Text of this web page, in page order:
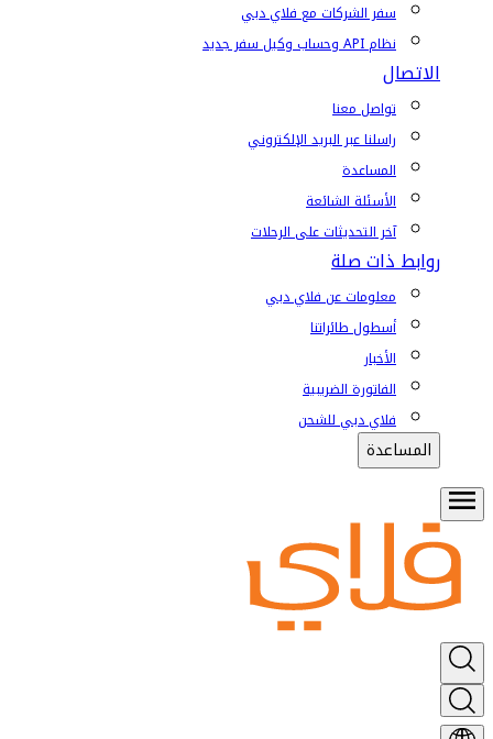
سفر الشركات مع فلاي دبي
نظام API وحساب وكيل سفر جديد
الاتصال
تواصل معنا
راسلنا عبر البريد الإلكتروني
المساعدة
الأسئلة الشائعة
آخر التحديثات على الرحلات
روابط ذات صلة
معلومات عن فلاي دبي
أسطول طائراتنا
الأخبار
الفاتورة الضريبية
فلاي دبي للشحن
المساعدة